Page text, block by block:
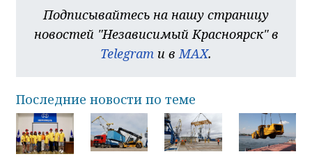
Подписывайтесь на нашу страницу
новостей "Независимый Красноярск" в
Telegram и вMAX.
Последние новости по теме